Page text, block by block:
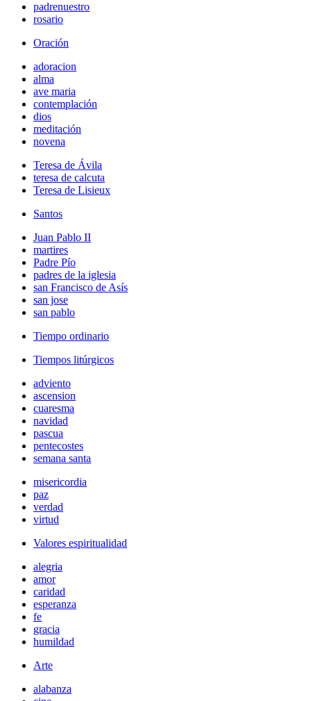
padrenuestro
rosario
Oración
adoracion
alma
ave maria
contemplación
dios
meditación
novena
Teresa de Ávila
teresa de calcuta
Teresa de Lisieux
Santos
Juan Pablo II
martires
Padre Pío
padres de la iglesia
san Francisco de Asís
san jose
san pablo
Tiempo ordinario
Tiempos litúrgicos
adviento
ascension
cuaresma
navidad
pascua
pentecostes
semana santa
misericordia
paz
verdad
virtud
Valores espiritualidad
alegria
amor
caridad
esperanza
fe
gracia
humildad
Arte
alabanza